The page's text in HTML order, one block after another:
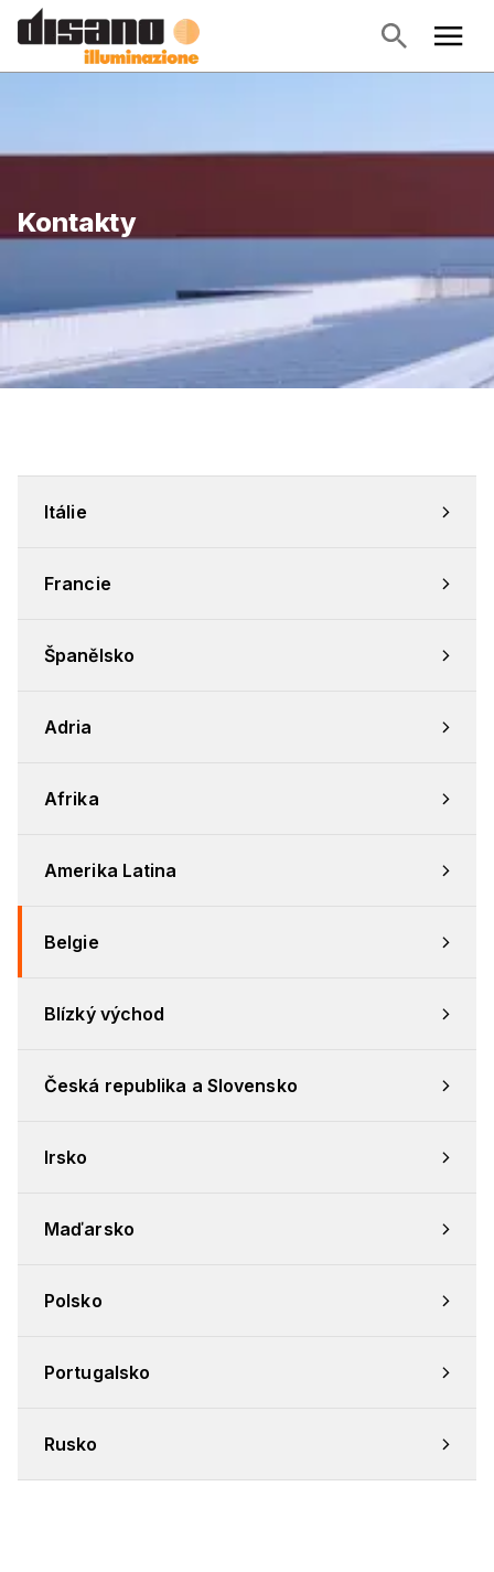
Kontakty
Itálie
Francie
Španělsko
Adria
Afrika
Amerika Latina
Belgie
Blízký východ
Česká republika a Slovensko
Irsko
Maďarsko
Polsko
Portugalsko
Rusko